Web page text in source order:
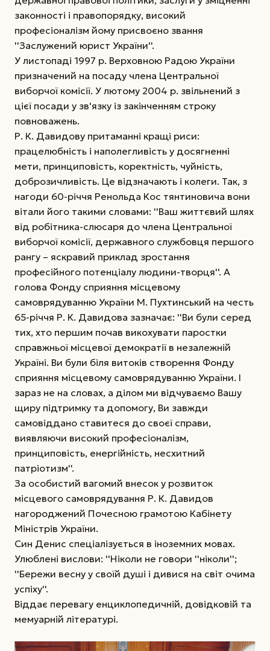
законності і правопорядку, високий
професіоналізм йому присвоєно звання
''Заслужений юрист України''.
У листопаді 1997 р. Верховною Радою України
призначений на посаду члена Центральної
виборчої комісії. У лютому 2004 р. звільнений з
цієї посади у зв'язку із закінченням строку
повноважень.
Р. К. Давидову притаманні кращі риси:
працелюбність і наполегливість у досягненні
мети, принциповість, коректність, чуйність,
доброзичливість. Це відзначають і колеги. Так, з
нагоди 60-річчя Ренольда Кос тянтиновича вони
вітали його такими словами: ''Ваш життєвий шлях
від робітника-слюсаря до члена Центральної
виборчої комісії, державного службовця першого
рангу – яскравий приклад зростання
професійного потенціалу людини-творця''. А
голова Фонду сприяння місцевому
самоврядуванню України М. Пухтинський на честь
65-річчя Р. К. Давидова зазначає: ''Ви були серед
тих, хто першим почав викохувати паростки
справжньої місцевої демократії в незалежній
Україні. Ви були біля витоків створення Фонду
сприяння місцевому самоврядуванню України. І
зараз не на словах, а ділом ми відчуваємо Вашу
щиру підтримку та допомогу, Ви завжди
самовіддано ставитеся до своєї справи,
виявляючи високий професіоналізм,
принциповість, енергійність, несхитний
патріотизм''.
За особистий вагомий внесок у розвиток
місцевого самоврядування Р. К. Давидов
нагороджений Почесною грамотою Кабінету
Міністрів України.
Син Денис спеціалізується в іноземних мовах.
Улюблені вислови: ''Ніколи не говори ''ніколи'';
''Бережи весну у своїй душі і дивися на світ очима
успіху''.
Віддає перевагу енциклопедичній, довідковій та
мемуарній літературі.